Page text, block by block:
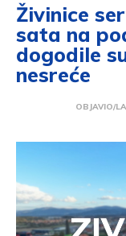
Živinice
sata na
dogodile
nesreće
OBJAVIO/LA